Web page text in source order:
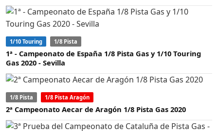
1/10 Touring 1/8 Pista
1ª - Campeonato de España 1/8 Pista Gas y 1/10 Touring
Gas 2020 - Sevilla
1/8 Pista 1/8 Pista Aragón
2ª Campeonato Aecar de Aragón 1/8 Pista Gas 2020